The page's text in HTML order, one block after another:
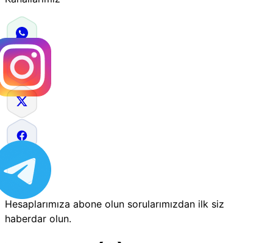
Hesaplarımıza abone olun sorularımızdan ilk siz
haberdar olun.